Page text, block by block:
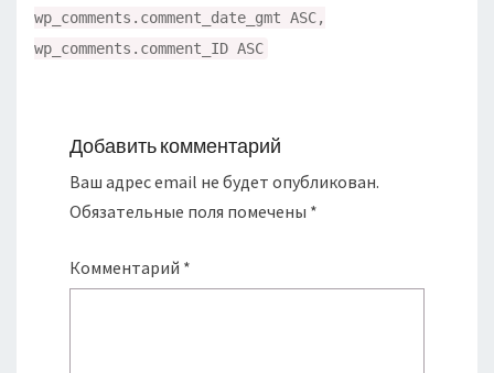
wp_comments.comment_date_gmt ASC,
wp_comments.comment_ID ASC
Добавить комментарий
Ваш адрес email не будет опубликован.
Обязательные поля помечены *
Комментарий *